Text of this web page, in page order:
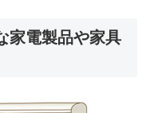
家電製品や家具